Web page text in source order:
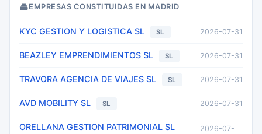
EMPRESAS CONSTITUIDAS EN MADRID
KYC GESTION Y LOGISTICA SL SL 2026-07-31
BEAZLEY EMPRENDIMIENTOS SL SL 2026-07-31
TRAVORA AGENCIA DE VIAJES SL SL 2026-07-31
AVD MOBILITY SL SL 2026-07-31
ORELLANA GESTION PATRIMONIAL SL
2026-07-